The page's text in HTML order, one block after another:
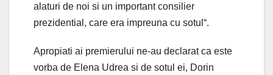
alaturi de noi si un important consilier
prezidential, care era impreuna cu sotul“.
Apropiati ai premierului ne-au declarat ca este
vorba de Elena Udrea si de sotul ei, Dorin